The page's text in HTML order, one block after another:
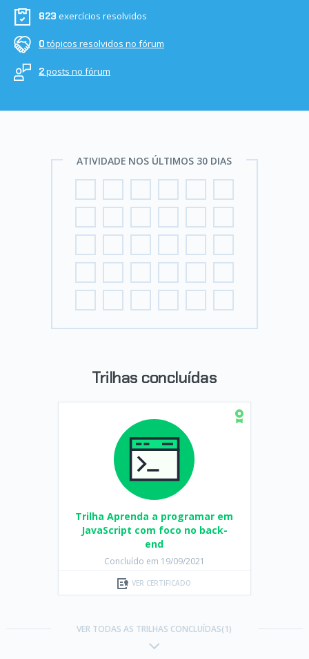
823 exercícios resolvidos
0 tópicos resolvidos no fórum
2posts no fórum
ATIVIDADE NOS ÚLTIMOS 30 DIAS
Trilhas concluídas
Trilha Aprenda a programar em
JavaScript com foco no back-
end
Concluído em 19/09/2021
VER CERTIFICADO
VER TODAS AS TRILHAS CONCLUÍDAS(1)